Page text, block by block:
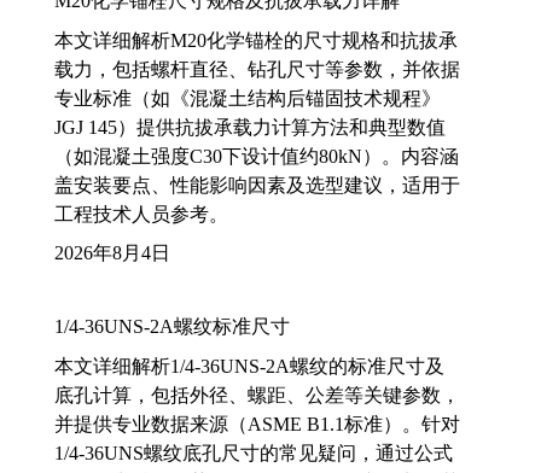
本文详细解析M20化学锚栓的尺寸规格和抗拔承
载力，包括螺杆直径、钻孔尺寸等参数，并依据
专业标准（如《混凝土结构后锚固技术规程》
JGJ 145）提供抗拔承载力计算方法和典型数值
（如混凝土强度C30下设计值约80kN）。内容涵
盖安装要点、性能影响因素及选型建议，适用于
工程技术人员参考。
2026年8月4日
1/4-36UNS-2A螺纹标准尺寸
本文详细解析1/4-36UNS-2A螺纹的标准尺寸及
底孔计算，包括外径、螺距、公差等关键参数，
并提供专业数据来源（ASME B1.1标准）。针对
1/4-36UNS螺纹底孔尺寸的常见疑问，通过公式